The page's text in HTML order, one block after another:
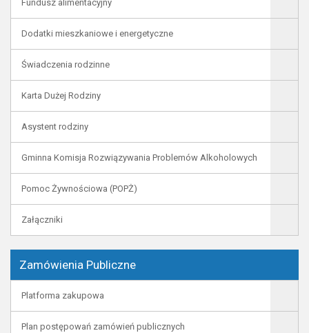
Fundusz alimentacyjny
Dodatki mieszkaniowe i energetyczne
Świadczenia rodzinne
Karta Dużej Rodziny
Asystent rodziny
Gminna Komisja Rozwiązywania Problemów Alkoholowych
Pomoc Żywnościowa (POPŻ)
Załączniki
Zamówienia Publiczne
Platforma zakupowa
Plan postępowań zamówień publicznych